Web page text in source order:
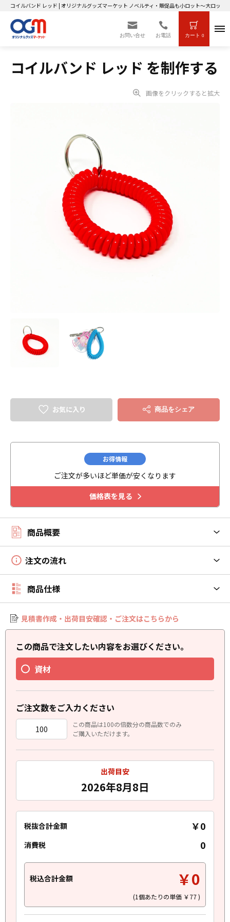
コイルバンド レッド | オリジナルグッズマーケット ノベルティ・販促品も小ロット～大ロット
お問い合せ お電話 カート 0
コイルバンド レッド を制作する
画像をクリックすると拡大
お気に入り 商品をシェア
お得情報
ご注文が多いほど単価が安くなります
価格表を見る
商品概要
注文の流れ
商品仕様
見積書作成・出荷目安確認・ご注文はこちらから
この商品で注文したい内容をお選びください。
資材
ご注文数をご入力ください
この商品は100の倍数分の商品数でのみ
ご購入いただけます。
出荷目安
2026年8月8日
税抜合計金額 ￥0
消費税 0
税込合計金額 ￥0
(1個あたりの単価 ￥77)